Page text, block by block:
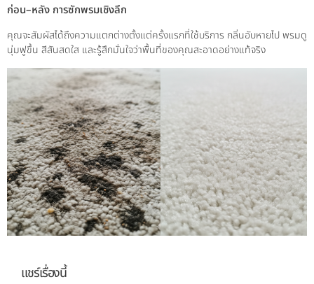
ก่อน–หลัง การซักพรมเชิงลึก
คุณจะสัมผัสได้ถึงความแตกต่างตั้งแต่ครั้งแรกที่ใช้บริการ กลิ่นอับหายไป พรมดู
นุ่มฟูขึ้น สีสันสดใส และรู้สึกมั่นใจว่าพื้นที่ของคุณสะอาดอย่างแท้จริง
แชร์เรื่องนี้